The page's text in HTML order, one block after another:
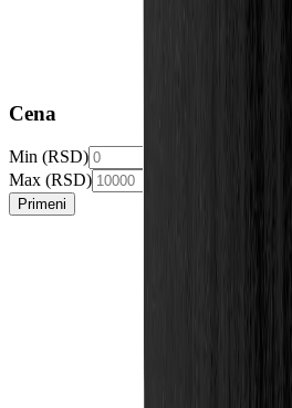
Cena
Min (RSD)
Max (RSD)
Primeni